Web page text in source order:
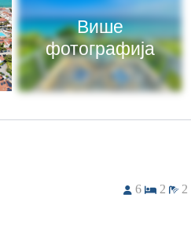
Више
фотографија
6 2 2